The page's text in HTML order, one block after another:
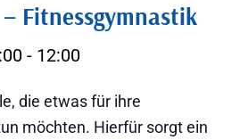
Fitnessgymnastik
- 12:00
die etwas für ihre
möchten. Hierfür sorgt ein